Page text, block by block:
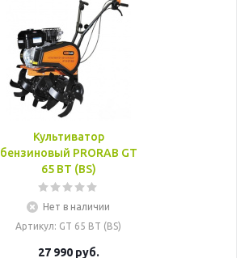
Культиватор
бензиновый PRORAB GT
65 BT (BS)
Нет в наличии
Артикул: GT 65 BT (BS)
27 990руб.